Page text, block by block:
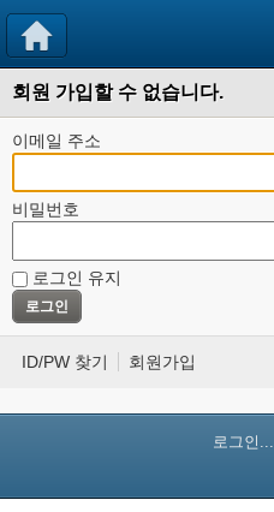
회원 가입할 수 없습니다.
이메일 주소
비밀번호
로그인 유지
ID/PW 찾기 회원가입
로그인...